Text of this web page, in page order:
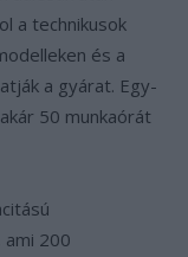
a technikusok
és a
a gyárat. Egy-
50 munkaórát
ami 200